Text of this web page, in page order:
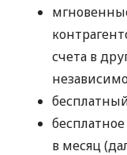
счета в
в месяц